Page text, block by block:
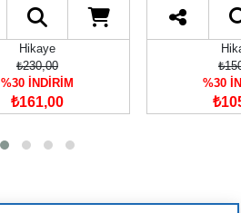
Hikaye
₺230,00
%30 İNDİRİM
₺161,00
%30